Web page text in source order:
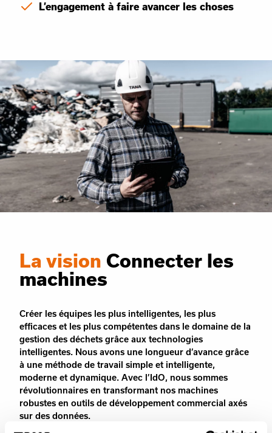
L’engagement à faire avancer les choses
La vision Connecter les
machines
Créer les équipes les plus intelligentes, les plus
efficaces et les plus compétentes dans le domaine de la
gestion des déchets grâce aux technologies
intelligentes. Nous avons une longueur d’avance grâce
à une méthode de travail simple et intelligente,
moderne et dynamique. Avec l’IdO, nous sommes
révolutionnaires en transformant nos machines
robustes en outils de développement commercial axés
sur des données.